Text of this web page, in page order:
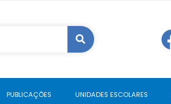
PUBLICAÇÕES UNIDADES ESCOLARES